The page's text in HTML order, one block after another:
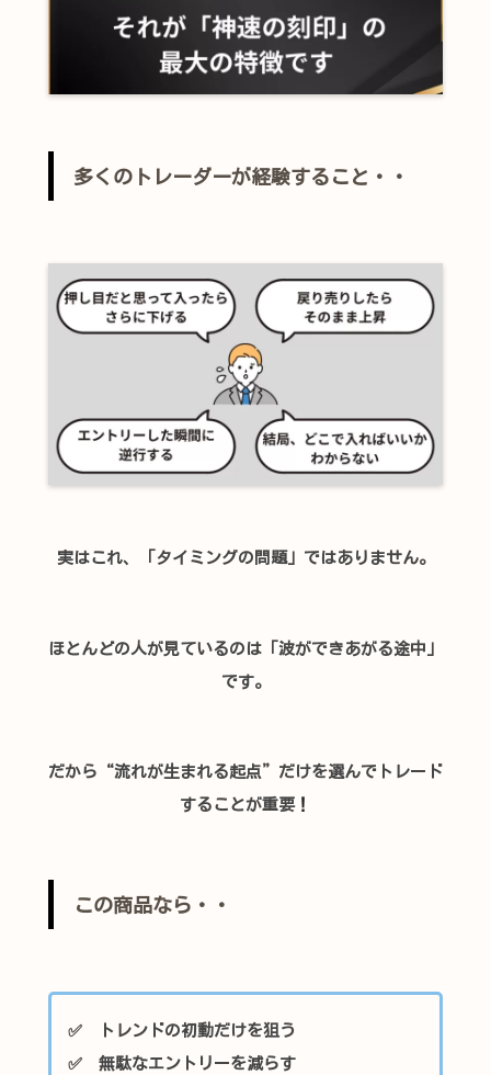
多くのトレーダーが経験すること・・
実はこれ、「タイミングの問題」ではありません。
ほとんどの人が見ているのは 「波ができあがる途中」
です。
だから“流れが生まれる起点”だけを選んでトレード
することが重要！
この商品なら・・
✅ トレンドの初動だけを狙う
✅ 無駄なエントリーを減らす